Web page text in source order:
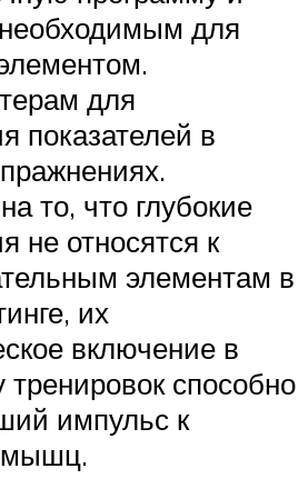
для
для
показателей в
то, что глубокие
не относятся к
элементам в
их
включение в
тренировок способно
импульс к
мышц.